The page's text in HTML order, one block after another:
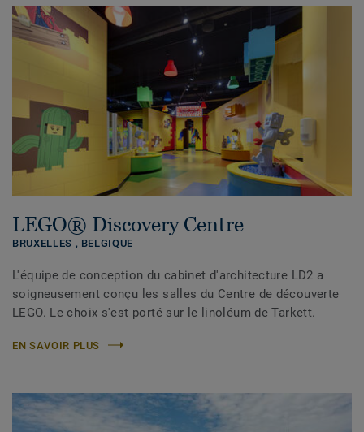
LEGO® Discovery Centre
BRUXELLES , BELGIQUE
L'équipe de conception du cabinet d'architecture LD2 a
soigneusement conçu les salles du Centre de découverte
LEGO. Le choix s'est porté sur le linoléum de Tarkett.
EN SAVOIR PLUS